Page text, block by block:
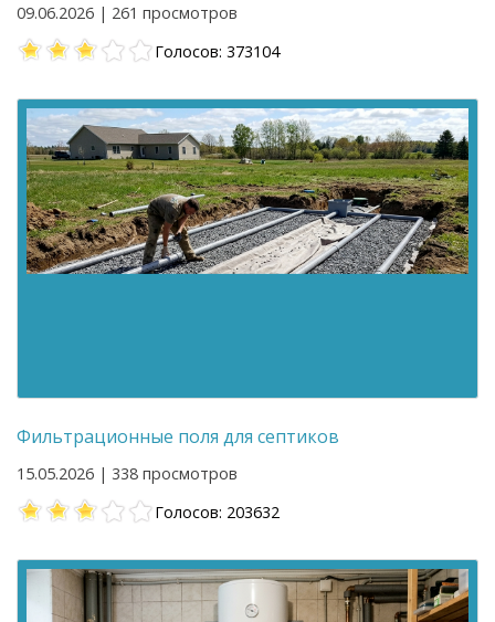
09.06.2026 | 261 просмотров
Голосов: 373104
Фильтрационные поля для септиков
15.05.2026 | 338 просмотров
Голосов: 203632